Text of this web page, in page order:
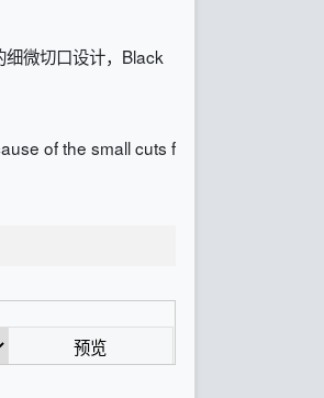
微切口设计，Black
of the small cuts f
预览